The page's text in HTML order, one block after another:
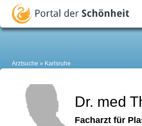
Arztsuche Karlsruhe
Dr. med
Facharzt für